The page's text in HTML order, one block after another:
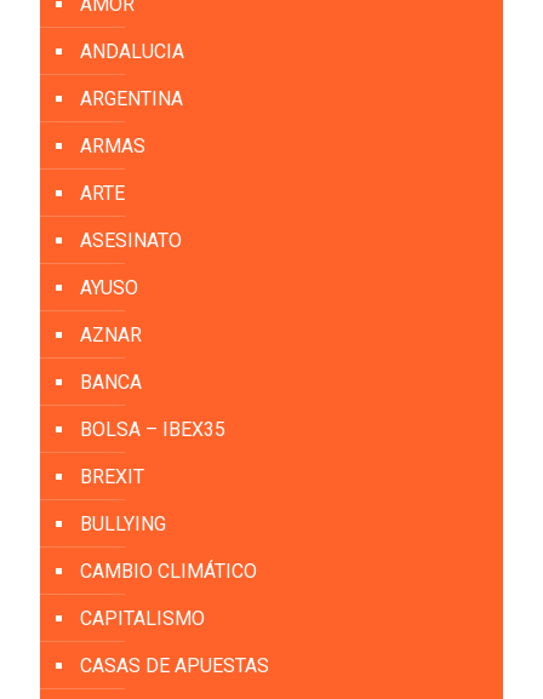
ANDALUCIA
ARGENTINA
ARMAS
ARTE
ASESINATO
AYUSO
AZNAR
BANCA
BOLSA – IBEX35
BREXIT
BULLYING
CAMBIO CLIMÁTICO
CAPITALISMO
CASAS DE APUESTAS